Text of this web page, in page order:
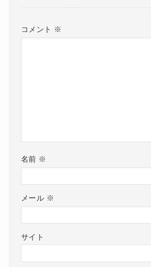
コメント ※
名前 ※
メール ※
サイト